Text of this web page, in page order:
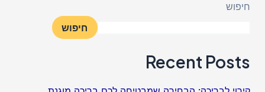
חיפוש
חיפוש
Recent Posts